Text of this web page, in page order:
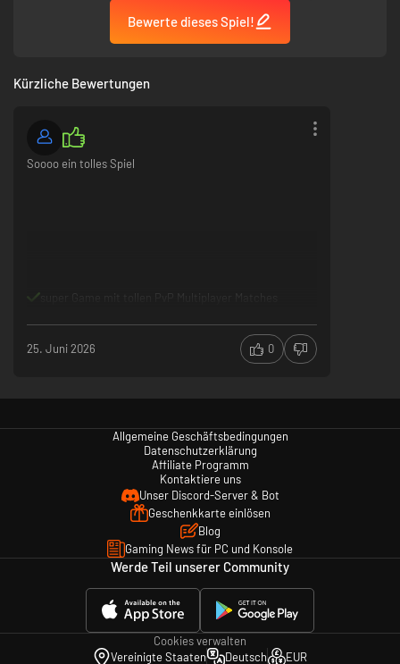
Bewerte dieses Spiel!
Kürzliche Bewertungen
Soooo ein tolles Spiel
super Game mit tollen PvP Multiplayer Matches
25. Juni 2026 0
Allgemeine Geschäftsbedingungen
Datenschutzerklärung
Affiliate Programm
Kontaktiere uns
Unser Discord-Server & Bot
Geschenkkarte einlösen
Blog
Gaming News für PC und Konsole
Werde Teil unserer Community
Cookies verwalten
Vereinigte Staaten
Deutsch EUR